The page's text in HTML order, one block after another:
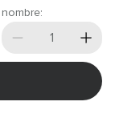
nombre: